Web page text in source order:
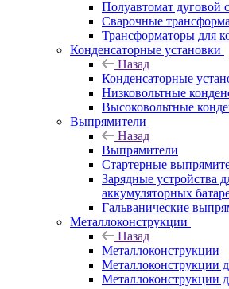
Полуавтомат дуговой
Сварочные
Трансформаторы для
Конденсаторные установки
Назад
Конденсаторные
Низковольтные
Высоковольтные
Выпрямители
Назад
Выпрямители
Стартерные
Зарядные устройства
аккумуляторных
Гальванические
Металлоконструкции
Назад
Металлоконструкции
Металлоконструкции
Металлоконструкции